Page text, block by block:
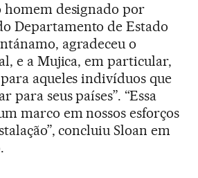
homem designado por
Departamento de Estado
agradeceu o
e a Mujica, em particular,
aqueles indivíduos que
para seus países”. “Essa
marco em nossos esforços
concluiu Sloan em